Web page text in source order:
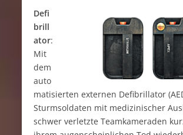
Defi
brill
ator:
Mit
dem
auto
matisierten externen Defibrillator
Sturmsoldaten mit medizinischer
schwer verletzte Teamkameraden